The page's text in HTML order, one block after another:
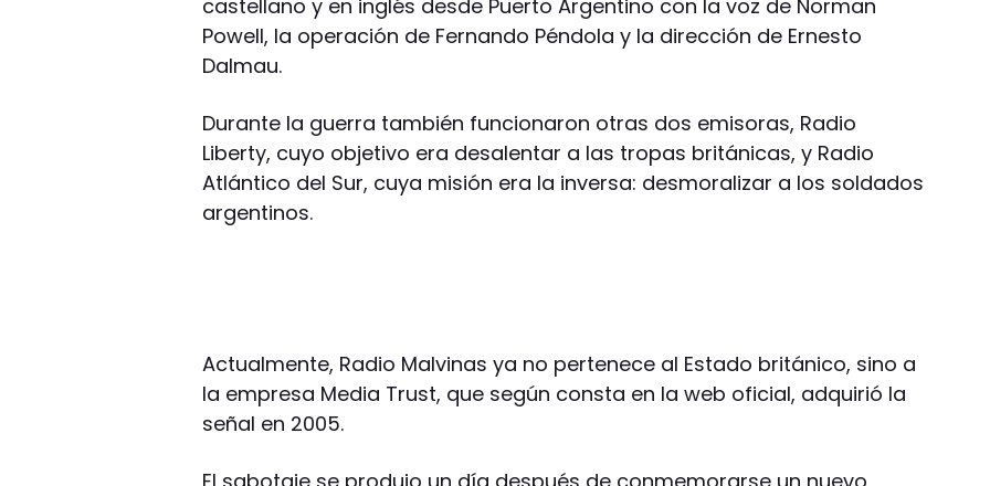
castellano y en inglés desde Puerto Argentino con la voz de Norman
Powell, la operación de Fernando Péndola y la dirección de Ernesto
Dalmau.
Durante la guerra también funcionaron otras dos emisoras, Radio
Liberty, cuyo objetivo era desalentar a las tropas británicas, y Radio
Atlántico del Sur, cuya misión era la inversa: desmoralizar a los soldados
argentinos.
Actualmente, Radio Malvinas ya no pertenece al Estado británico, sino a
la empresa Media Trust, que según consta en la web oficial, adquirió la
señal en 2005.
El sabotaje se produjo un día después de conmemorarse un nuevo